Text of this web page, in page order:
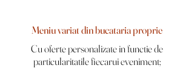
Meniu variat din bucataria proprie
Cu oferte personalizate in functie de
particularitatile fiecarui eveniment;